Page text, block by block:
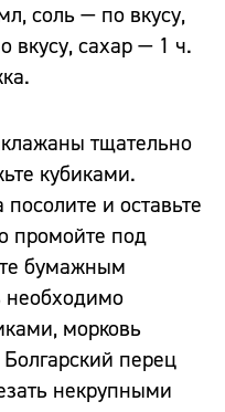
соль — по вкусу,
сахар — 1 ч.
тщательно
кубиками.
и оставьте
промойте под
бумажным
необходимо
морковь
перец
некрупными